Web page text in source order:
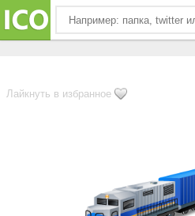
Лайкнуть в избранное